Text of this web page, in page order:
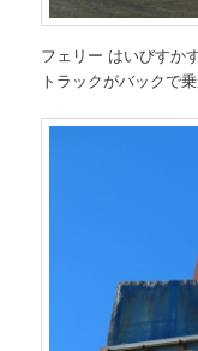
フェリー はいびすか
トラックがバックで乗